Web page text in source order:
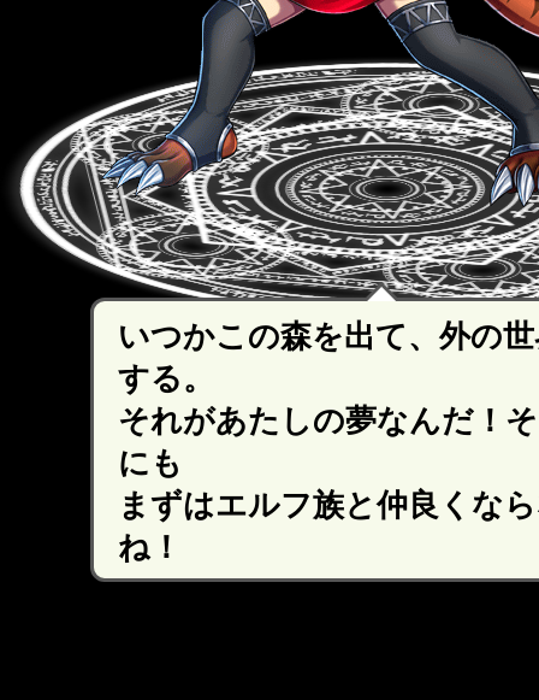
いつかこの森を出て、外の
する。
それがあたしの夢なんだ！
にも
まずはエルフ族と仲良くな
ね！